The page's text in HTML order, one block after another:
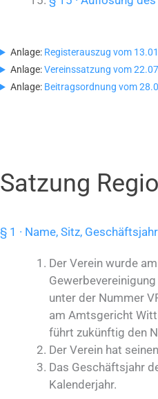
Anlage: Registerauszug vom
Anlage:Vereinssatzung vom
Anlage: Beitragsordnung vom
Satzung
§ 1 · Name, Sitz, Geschäftsjahr
Der Verein wurde
unter der Nummer
am Amtsgericht
führt zukünftig den
Der Verein hat
Das Geschäftsjahr
Kalenderjahr.